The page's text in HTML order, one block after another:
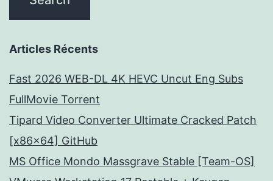
Articles Récents
Fast 2026 WEB-DL 4K HEVC Uncut Eng Subs
FullMov𝗂e Torrent
Tipard Video Converter Ultimate Cracked Patch
[x86x64] GitHub
MS Office Mondo Massgrave Stable [Team-OS]